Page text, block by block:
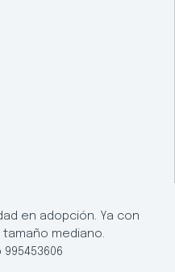
en adopción. Ya con
mediano.